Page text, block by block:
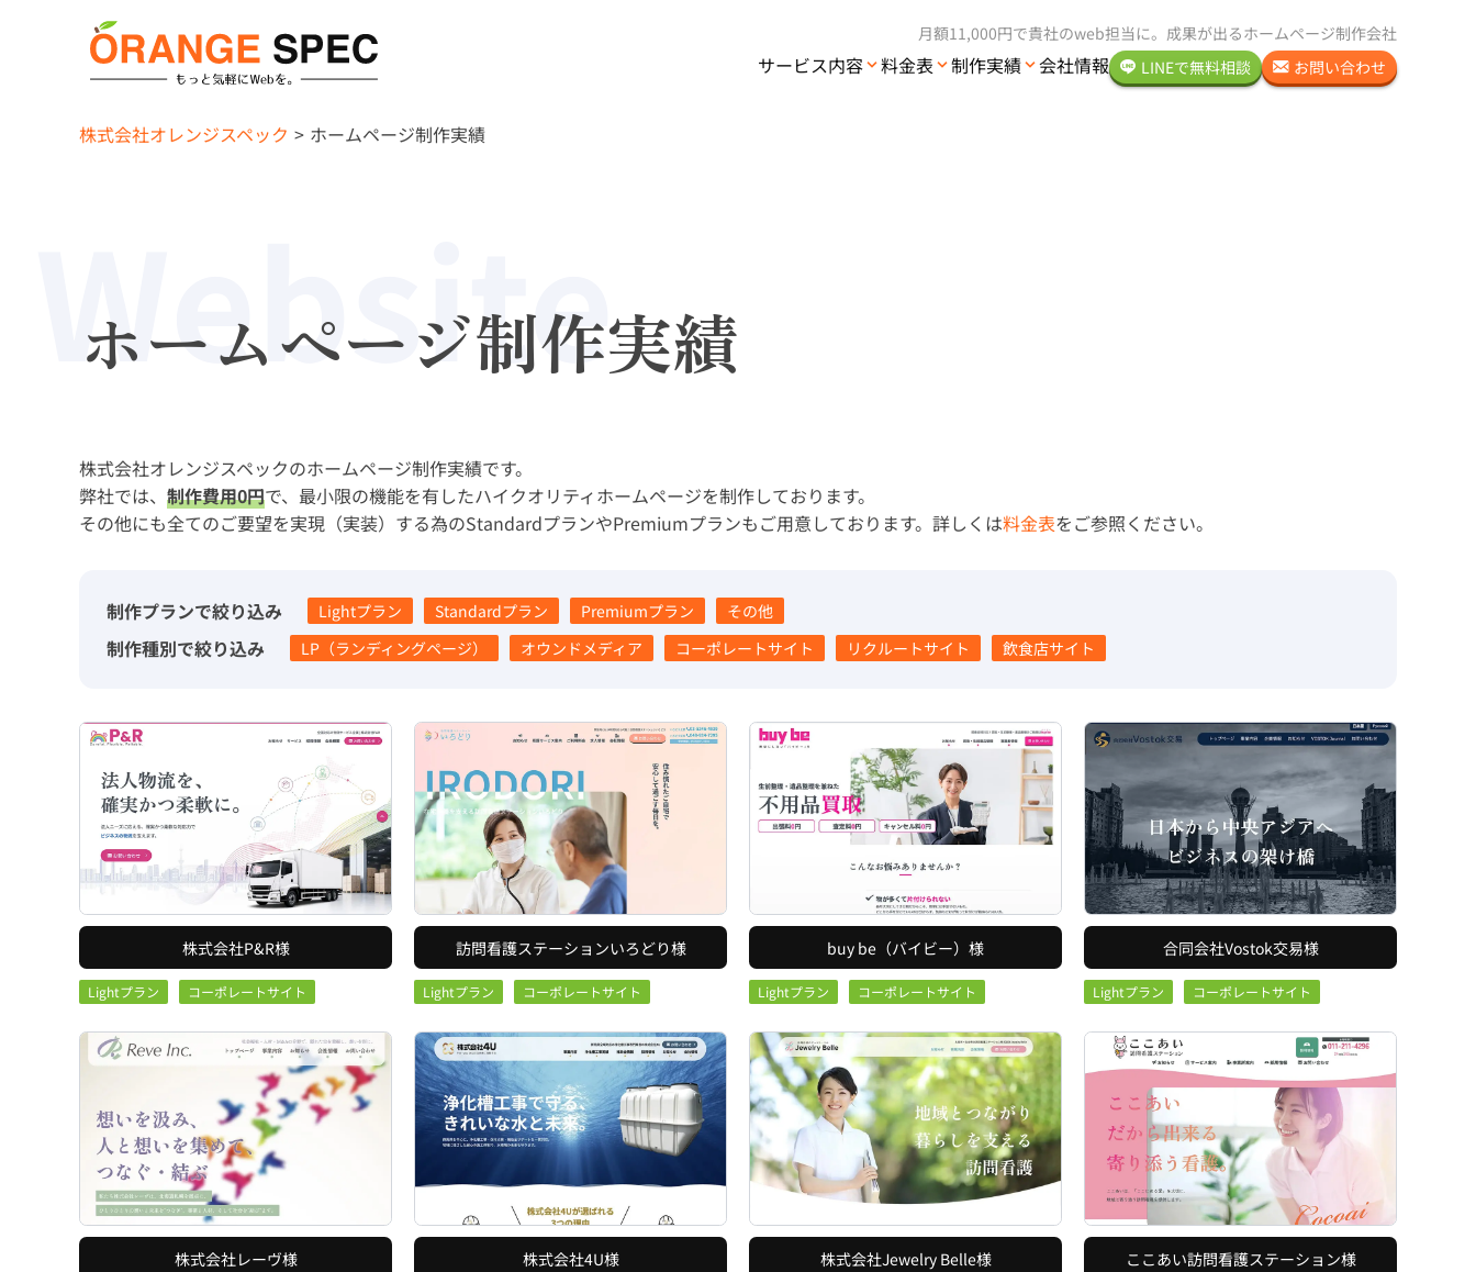
月額11,000円で貴社のweb担当に。 成果が出るホームページ制作会社
サービス内容 料金表 制作実績 会社情報 LINEで無料相談 お問い合わせ
株式会社オレンジスペック ホームページ制作実績
ホームページ制作実績
Website
株式会社オレンジスペックのホームページ制作実績です。
弊社では、 制作費用0円で、最小限の機能を有したハイクオリティホームページを制作しております。
その他にも全てのご要望を実現（実装）する為のStandardプランやPremiumプランもご用意しております。詳しくは料金表をご参照ください。
制作プランで絞り込み Lightプラン Standardプラン Premiumプラン その他
制作種別で絞り込み LP（ランディングページ） オウンドメディア コーポレートサイト リクルートサイト 飲食店サイト
株式会社P&R様
Lightプラン コーポレートサイト
訪問看護ステーションいろどり様
Lightプラン コーポレートサイト
buy be（バイビー）様
Lightプラン コーポレートサイト
合同会社Vostok交易様
Lightプラン コーポレートサイト
株式会社レーヴ様 株式会社4U様 株式会社Jewelry Belle様 ここあい訪問看護ステーション様